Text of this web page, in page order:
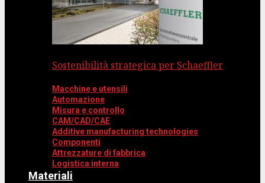
Sostenibilità strategica per Schaeffler
Macchine e utensili
Automazione
Misura e controllo
CAM/CAD/CAE
Additive manufacturing technologies
Componenti
Attrezzature di fabbrica
Logistica interna
Materiali